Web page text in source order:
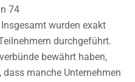
74
wurden exakt
durchgeführt.
bewährt haben,
manche Unternehmen